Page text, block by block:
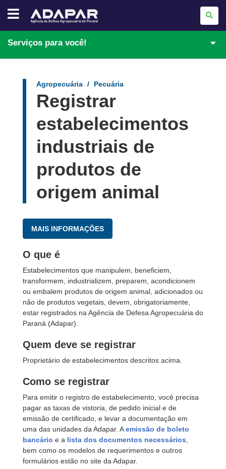
AGÊNCIA
DE
DEFESA
AGROPECUÁRIA
PARANÁ
ADAPAR
Serviços para você!
Agropecuária Pecuária
Registrar
estabelecimentos
industriais de
produtos de
origem animal
MAIS INFORMAÇÕES
O que é
Estabelecimentos que manipulem, beneficiem,
transformem, industrializem, preparem, acondicionem
ou embalem produtos de origem animal, adicionados ou
não de produtos vegetais, devem, obrigatoriamente,
estar registrados na Agência de Defesa Agropecuária do
Paraná (Adapar).
Quem deve se registrar
Proprietário de estabelecimentos descritos acima.
Como se registrar
Para emitir o registro de estabelecimento, você precisa
pagar as taxas de vistoria, de pedido inicial e de
emissão de certificado, e levar a documentação em
uma das unidades da Adapar. Aemissão de boleto
bancário e a lista dos documentos necessários
bem como os modelos de requerimentos e outros
formulários estão no site da Adapar.